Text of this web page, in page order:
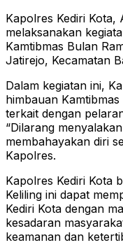
Kapolres Kediri Kota,
melaksanakan
Kamtibmas Bulan
Jatirejo, Kecamatan
Dalam kegiatan ini,
himbauan
terkait dengan
“Dilarang
membahayakan diri
Kapolres.
Kapolres Kediri Kota
Keliling ini dapat
Kediri Kota dengan
kesadaran
keamanan dan